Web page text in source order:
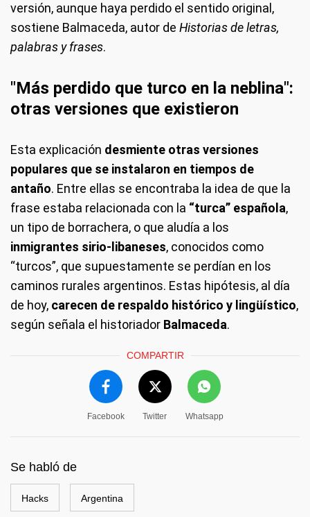
versión, aunque haya perdido el sentido original,
sostiene Balmaceda, autor de Historias de letras,
palabras y frases.
"Más perdido que turco en la neblina":
otras versiones que existieron
Esta explicación desmiente otras versiones
populares que se instalaron en tiempos de
antaño. Entre ellas se encontraba la idea de que la
frase estaba relacionada con la “turca” española,
un tipo de borrachera, o que aludía a los
inmigrantes sirio-libaneses, conocidos como
“turcos”, que supuestamente se perdían en los
caminos rurales argentinos. Estas hipótesis, al día
de hoy, carecen de respaldo histórico y lingüístico,
según señala el historiador Balmaceda.
COMPARTIR
Facebook Twitter Whatsapp
Se habló de
Hacks Argentina